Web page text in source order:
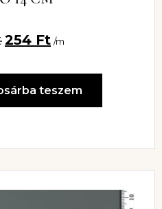
254 Ft /m
teszem